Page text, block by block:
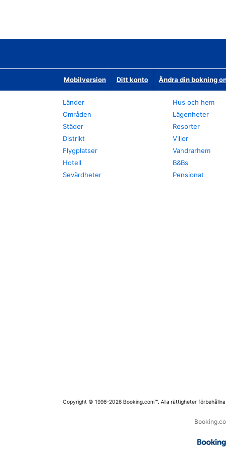
Mobilversion Ditt konto Ändra din bokning
Länder
Områden
Städer
Distrikt
Flygplatser
Hotell
Sevärdheter
Hus och hem
Lägenheter
Resorter
Villor
Vandrarhem
B&Bs
Pensionat
Copyright © 1996–2026 Booking.com™. Alla rättigheter förbehållna.